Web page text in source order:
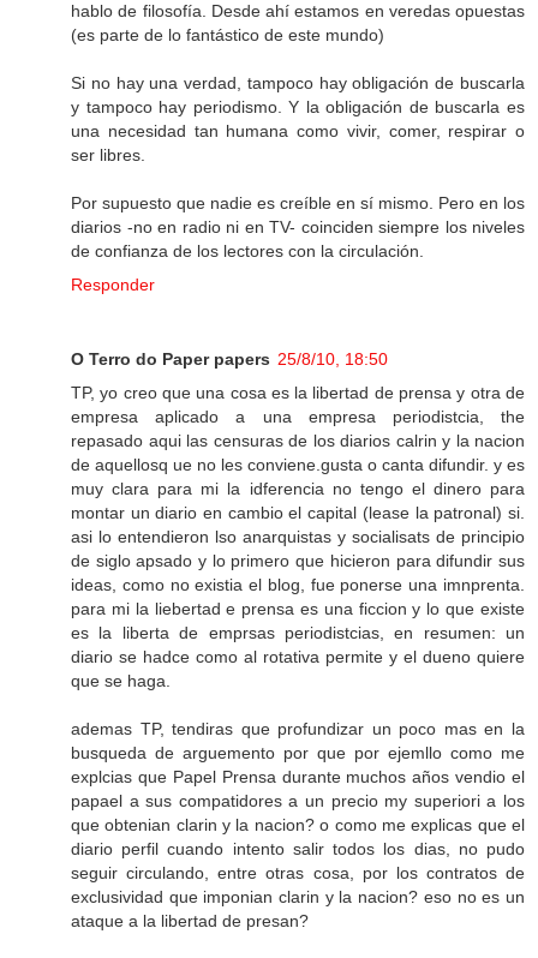
hablo de filosofía. Desde ahí estamos en veredas opuestas
(es parte de lo fantástico de este mundo)
Si no hay una verdad, tampoco hay obligación de buscarla
y tampoco hay periodismo. Y la obligación de buscarla es
una necesidad tan humana como vivir, comer, respirar o
ser libres.
Por supuesto que nadie es creíble en sí mismo. Pero en los
diarios -no en radio ni en TV- coinciden siempre los niveles
de confianza de los lectores con la circulación.
Responder
O Terro do Paper papers 25/8/10, 18:50
TP, yo creo que una cosa es la libertad de prensa y otra de
empresa aplicado a una empresa periodistcia, the
repasado aqui las censuras de los diarios calrin y la nacion
de aquellosq ue no les conviene.gusta o canta difundir. y es
muy clara para mi la idferencia no tengo el dinero para
montar un diario en cambio el capital (lease la patronal) si.
asi lo entendieron lso anarquistas y socialisats de principio
de siglo apsado y lo primero que hicieron para difundir sus
ideas, como no existia el blog, fue ponerse una imnprenta.
para mi la liebertad e prensa es una ficcion y lo que existe
es la liberta de emprsas periodistcias, en resumen: un
diario se hadce como al rotativa permite y el dueno quiere
que se haga.
ademas TP, tendiras que profundizar un poco mas en la
busqueda de arguemento por que por ejemllo como me
explcias que Papel Prensa durante muchos años vendio el
papael a sus compatidores a un precio my superiori a los
que obtenian clarin y la nacion? o como me explicas que el
diario perfil cuando intento salir todos los dias, no pudo
seguir circulando, entre otras cosa, por los contratos de
exclusividad que imponian clarin y la nacion? eso no es un
ataque a la libertad de presan?